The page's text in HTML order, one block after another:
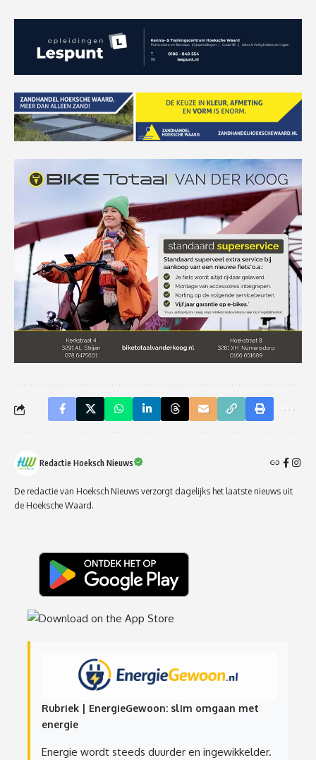
Redactie Hoeksch Nieuws
De redactie van Hoeksch Nieuws verzorgt dagelijks het laatste nieuws uit
de Hoeksche Waard.
Rubriek | EnergieGewoon: slim omgaan met
energie
Energie wordt steeds duurder en ingewikkelder.